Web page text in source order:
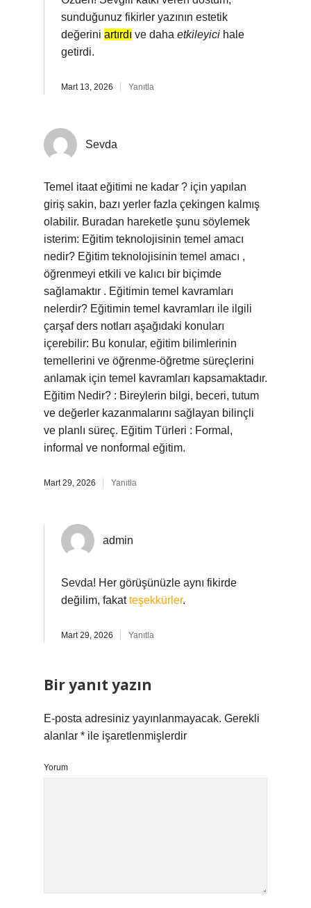
sunduğunuz fikirler yazının estetik
değerini artırdı ve daha etkileyici hale
getirdi.
Mart 13, 2026 Yanıtla
Sevda
Temel itaat eğitimi ne kadar ? için yapılan
giriş sakin, bazı yerler fazla çekingen kalmış
olabilir. Buradan hareketle şunu söylemek
isterim: Eğitim teknolojisinin temel amacı
nedir? Eğitim teknolojisinin temel amacı ,
öğrenmeyi etkili ve kalıcı bir biçimde
sağlamaktır . Eğitimin temel kavramları
nelerdir? Eğitimin temel kavramları ile ilgili
çarşaf ders notları aşağıdaki konuları
içerebilir: Bu konular, eğitim bilimlerinin
temellerini ve öğrenme-öğretme süreçlerini
anlamak için temel kavramları kapsamaktadır.
Eğitim Nedir? : Bireylerin bilgi, beceri, tutum
ve değerler kazanmalarını sağlayan bilinçli
ve planlı süreç. Eğitim Türleri : Formal,
informal ve nonformal eğitim.
Mart 29, 2026 Yanıtla
admin
Sevda! Her görüşünüzle aynı fikirde
değilim, fakatteşekkürler.
Mart 29, 2026 Yanıtla
Bir yanıt yazın
E-posta adresiniz yayınlanmayacak. Gerekli
alanlar * ile işaretlenmişlerdir
Yorum